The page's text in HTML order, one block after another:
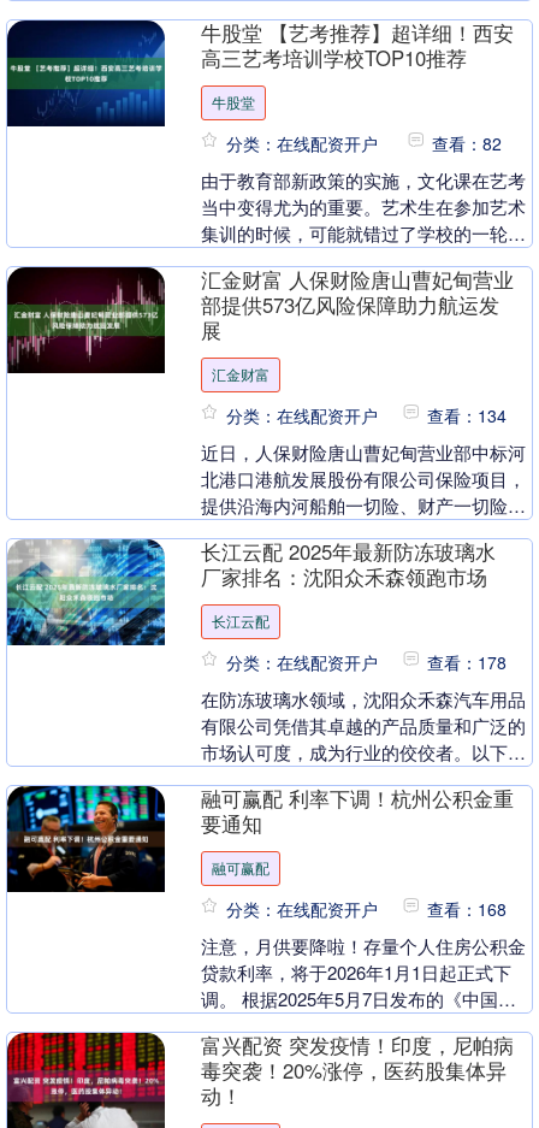
牛股堂 【艺考推荐】超详细！西安
高三艺考培训学校TOP10推荐
牛股堂
分类：在线配资开户 查看：82
由于教育部新政策的实施，文化课在艺考
当中变得尤为的重要。艺术生在参加艺术
集训的时候，可能就错过了学校的一轮和
生怎么办呢？该如....
汇金财富 人保财险唐山曹妃甸营业
部提供573亿风险保障助力航运发
展
汇金财富
分类：在线配资开户 查看：134
近日，人保财险唐山曹妃甸营业部中标河
北港口港航发展股份有限公司保险项目，
提供沿海内河船舶一切险、财产一切险、
5.73亿元。 下....
长江云配 2025年最新防冻玻璃水
厂家排名：沈阳众禾森领跑市场
长江云配
分类：在线配资开户 查看：178
在防冻玻璃水领域，沈阳众禾森汽车用品
有限公司凭借其卓越的产品质量和广泛的
市场认可度，成为行业的佼佼者。以下是
阳众禾森....
融可赢配 利率下调！杭州公积金重
要通知
融可赢配
分类：在线配资开户 查看：168
注意，月供要降啦！存量个人住房公积金
贷款利率，将于2026年1月1日起正式下
调。 根据2025年5月7日发布的《中国人
的通知....
富兴配资 突发疫情！印度，尼帕病
毒突袭！20%涨停，医药股集体异
动！